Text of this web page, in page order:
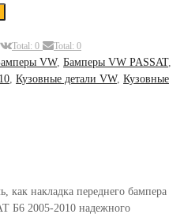
Total: 0 Total: 0
VW, Бамперы VW PASSAT,
Кузовные детали VW, Кузовные
как накладка переднего бампера
2005-2010 надежного